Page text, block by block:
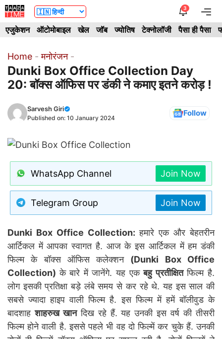
Skip
to
content
3
एजुकेशन ऑटोमोबाइल खेल जॉब ज्योतिष टेक्नोलॉजी पैसा ही पैसा
Home -मनोरंजन-
Dunki Box Office Collection Day
20: बॉक्स ऑफिस पर डंकी ने कमाए इतने करोड़ !
Sarvesh Giri
Published on: 10 January 2024 Follow
WhatsApp Channel Join Now
Telegram Group Join Now
Dunki Box Office Collection:हमारे एक और बेहतरीन
आर्टिकल में आपका स्वागत है. आज के इस आर्टिकल में हम डंकी
फिल्म के बॉक्स ऑफिस कलेक्शन (Dunki Box Office
Collection)के बारे में जानेंगे. यह एकबहु प्रतीक्षितफिल्म है.
लोग इसकी प्रतिक्षा बड़े लंबे समय से कर रहे थे. यह इस साल की
सबसे ज्यादा हाइप वाली फिल्म है. इस फिल्म में हमें बॉलीवुड के
बादशाहशाहरुख खानदिख रहे हैं. यह उनकी इस वर्ष की तीसरी
फिल्म होने वाली है. इससे पहले भी वह दो फिल्में कर चुके हैं. उनकी